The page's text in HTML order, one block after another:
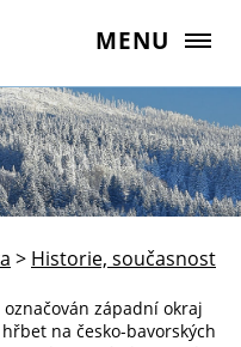
MENU
> Historie, současnost
západní okraj
na česko-bavorských